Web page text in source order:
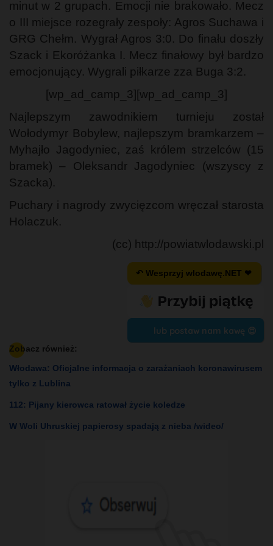
minut w 2 grupach. Emocji nie brakowało. Mecz
o III miejsce rozegrały zespoły: Agros Suchawa i
GRG Chełm. Wygrał Agros 3:0. Do finału doszły
Szack i Ekoróżanka I. Mecz finałowy był bardzo
emocjonujący. Wygrali piłkarze zza Buga 3:2.
[wp_ad_camp_3][wp_ad_camp_3]
Najlepszym zawodnikiem turnieju został
Wołodymyr Bobylew, najlepszym bramkarzem –
Myhajło Jagodyniec, zaś królem strzelców (15
bramek) – Oleksandr Jagodyniec (wszyscy z
Szacka).
Puchary i nagrody zwycięzcom wręczał starosta
Holaczuk.
(cc) http://powiatwlodawski.pl
↶ Wesprzyj wlodawę.NET ❤
lub postaw nam kawę 😍
Zobacz również:
Włodawa: Oficjalne informacja o zarażaniach koronawirusem
tylko z Lublina
112: Pijany kierowca ratował życie koledze
W Woli Uhruskiej papierosy spadają z nieba /wideo/